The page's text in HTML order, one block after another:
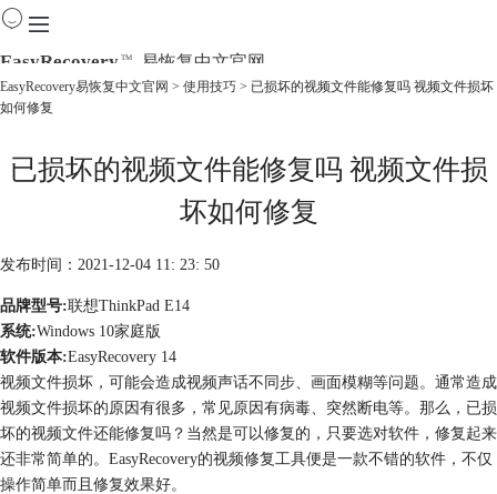
EasyRecovery TM 易恢复中文官网
下载
EasyRecovery易恢复中文官网 > 使用技巧 > 已损坏的视频文件能修复吗 视频文件损坏
如何修复
已损坏的视频文件能修复吗 视频文件损
坏如何修复
发布时间：2021-12-04 11: 23: 50
品牌型号:联想ThinkPad E14
系统:Windows 10家庭版
软件版本:EasyRecovery 14
视频文件损坏，可能会造成视频声话不同步、画面模糊等问题。通常造成
视频文件损坏的原因有很多，常见原因有病毒、突然断电等。那么，已损
坏的视频文件还能修复吗？当然是可以修复的，只要选对软件，修复起来
还非常简单的。EasyRecovery的视频修复工具便是一款不错的软件，不仅
操作简单而且修复效果好。